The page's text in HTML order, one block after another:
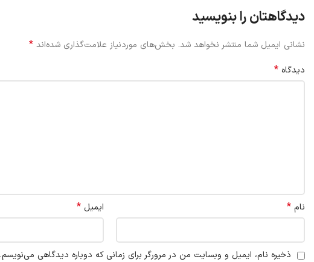
دیدگاهتان را بنویسید
نشانی ایمیل شما منتشر نخواهد شد. بخش‌های موردنیاز علامت‌گذاری شده‌اند *
دیدگاه *
نام * ایمیل *
ذخیره نام، ایمیل و وبسایت من در مرورگر برای زمانی که دوباره دیدگاهی می‌نویسم.